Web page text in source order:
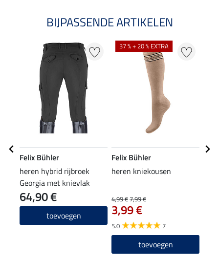
BIJPASSENDE ARTIKELEN
Felix Bühler
heren hybrid rijbroek
Georgia met knievlak
64,90 €
toevoegen
37 % + 20 % EXTRA
Felix Bühler
heren kniekousen
4,99 €7,99 €
3,99 €
5.0 7
toevoegen